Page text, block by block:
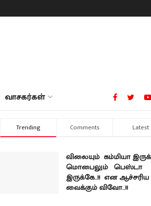
வாசகர்கள்
Trending Comments Latest
விலையும் கம்மியா
மொபைலும் பெஸ்டா
இருக்கே..!! என ஆச்சரிய
வைக்கும் விவோ..!!